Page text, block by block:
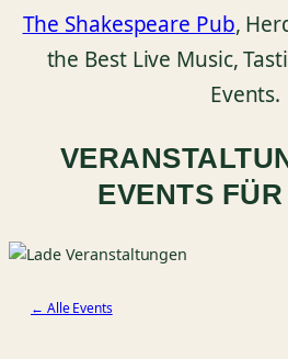
The Shakespeare Pub,
the Best Live Music,
Events.
EVENTS
← Alle Events